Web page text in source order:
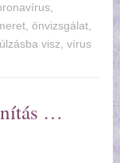
,
,önvizsgálat,
visz,vírus